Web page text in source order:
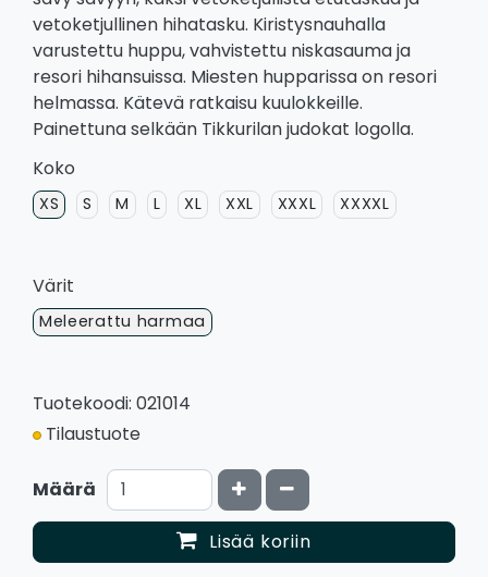
vetoketjullinen hihatasku. Kiristysnauhalla
varustettu huppu, vahvistettu niskasauma ja
resori hihansuissa. Miesten hupparissa on resori
helmassa. Kätevä ratkaisu kuulokkeille.
Painettuna selkään Tikkurilan judokat logolla.
Koko
XS S M L XL XXL XXXL XXXXL
Värit
Meleerattu harmaa
Tuotekoodi: 021014
Tilaustuote
Määrä Kasvata määrää
Vähennä määrää
Lisää koriin